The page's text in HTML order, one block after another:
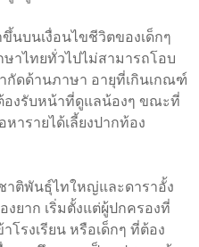
นบนเงื่อนไขชีวิตของเด็กๆ
าไทยทั่วไปไม่สามารถโอบ
กัดด้านภาษา อายุที่เกินเกณฑ์
องรับหน้าที่ดูแลน้องๆ ขณะที่
ารายได้เลี้ยงปากท้อง
าติพันธุ์ไทใหญ่และดาราอั้ง
งยาก เริ่มตั้งแต่ผู้ปกครองที่
โรงเรียน หรือเด็กๆ ที่ต้อง